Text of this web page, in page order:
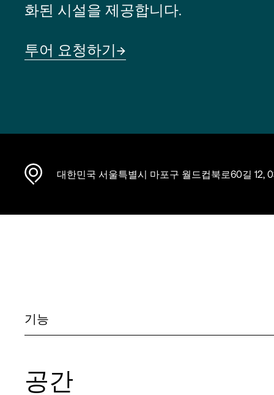
화된 시설을 제공합니다.
투어 요청하기
대한민국 서울특별시 마포구 월드컵북로60길 12,
기능
공간